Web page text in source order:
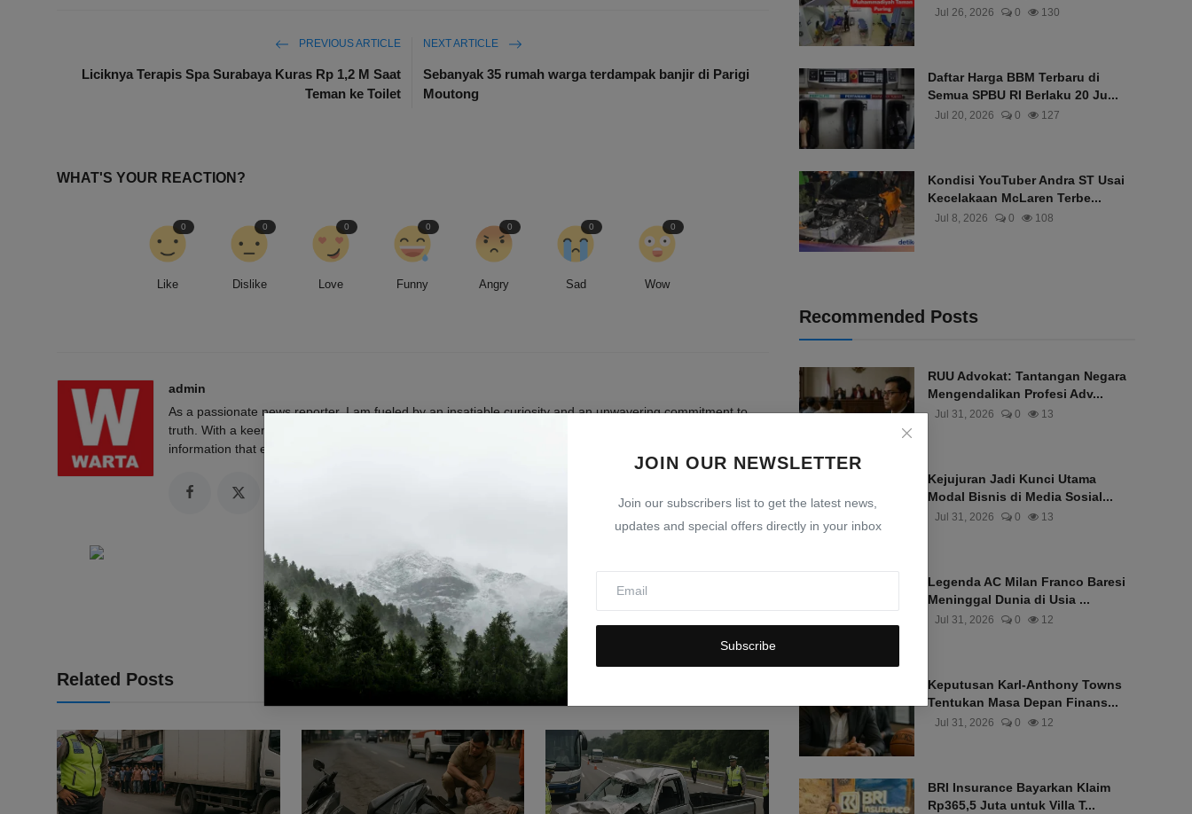
JOIN OUR NEWSLETTER
Join our subscribers list to get the latest news,
updates and special offers directly in your inbox
Subscribe
PREVIOUS ARTICLE
Liciknya Terapis Spa Surabaya Kuras Rp 1,2 M Saat
Teman ke Toilet
NEXT ARTICLE
Sebanyak 35 rumah warga terdampak banjir di Parigi
Moutong
WHAT'S YOUR REACTION?
Like
0
Dislike
0
Love
0
Funny
0
Angry
0
Sad
0
Wow
0
admin
As a passionate news reporter, I am fueled by an insatiable curiosity and an unwavering commitment to
truth. With a keen eye for detail and a relentless pursuit of stories, I strive to deliver timely and accurate
information that empowers and engages readers.
Related Posts
Jul 26, 2026 0 130
Daftar Harga BBM Terbaru di
Semua SPBU RI Berlaku 20 Ju...
Jul 20, 2026 0 127
Kondisi YouTuber Andra ST Usai
Kecelakaan McLaren Terbe...
Jul 8, 2026 0 108
Recommended Posts
RUU Advokat: Tantangan Negara
Mengendalikan Profesi Adv...
Jul 31, 2026 0 13
Kejujuran Jadi Kunci Utama
Modal Bisnis di Media Sosial...
Jul 31, 2026 0 13
Legenda AC Milan Franco Baresi
Meninggal Dunia di Usia ...
Jul 31, 2026 0 12
Keputusan Karl-Anthony Towns
Tentukan Masa Depan Finans...
Jul 31, 2026 0 12
BRI Insurance Bayarkan Klaim
Rp365,5 Juta untuk Villa T...